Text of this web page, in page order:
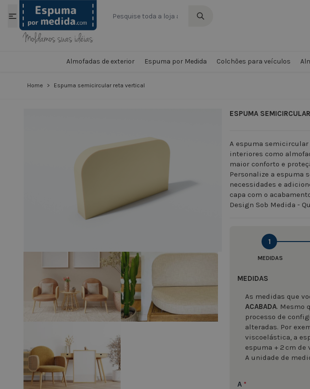
Ir para o Conteúdo
Almofadas de exterior Espuma por Medida Colchões para veículos
Home > Espuma semicircular reta vertical
ESPUMA
View larger image View larger image
A espuma semicircular
interiores como
maior conforto e
Personalize a espuma
necessidades e
capa com o
Design Sob Medida -
1
MEDIDAS
MEDIDAS
As medidas que
ACABADA. Mesmo
processo de
alteradas. Por
viscoelástica, a
espuma + 2 cm de
A unidade de
A *